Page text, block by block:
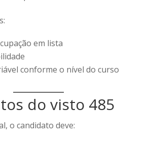
em lista
conforme o nível do curso
do visto 485
o candidato deve: